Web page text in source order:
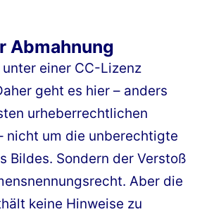
Abmahnung
einer CC-Lizenz
geht es hier – anders
urheberrechtlichen
nicht um die unberechtigte
Bildes. Sondern der Verstoß
Aber die
keine Hinweise zu